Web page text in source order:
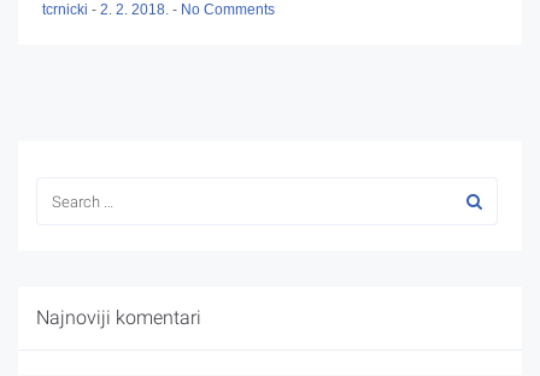
tcrnicki - 2. 2. 2018. - No Comments
Najnoviji komentari